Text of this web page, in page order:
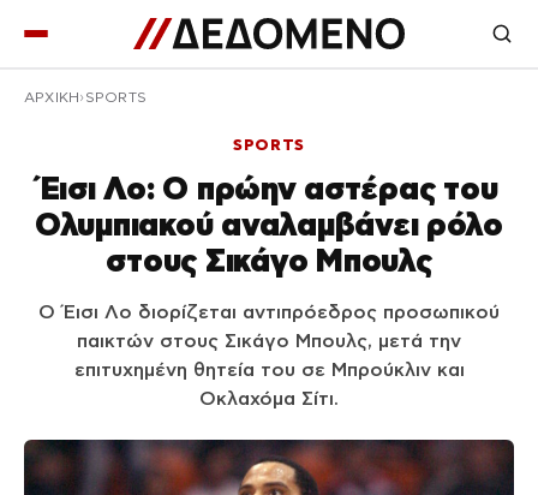
ΑΡΧΙΚΉ SPORTS
SPORTS
Έισι Λο: Ο πρώην αστέρας του
Ολυμπιακού αναλαμβάνει ρόλο
στους Σικάγο Μπουλς
Ο Έισι Λο διορίζεται αντιπρόεδρος προσωπικού
παικτών στους Σικάγο Μπουλς, μετά την
επιτυχημένη θητεία του σε Μπρούκλιν και
Οκλαχόμα Σίτι.